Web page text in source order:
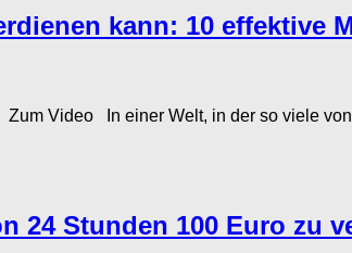
kann: 10 effektive
Video In einer Welt, in der so viele
24 Stunden 100 Euro zu